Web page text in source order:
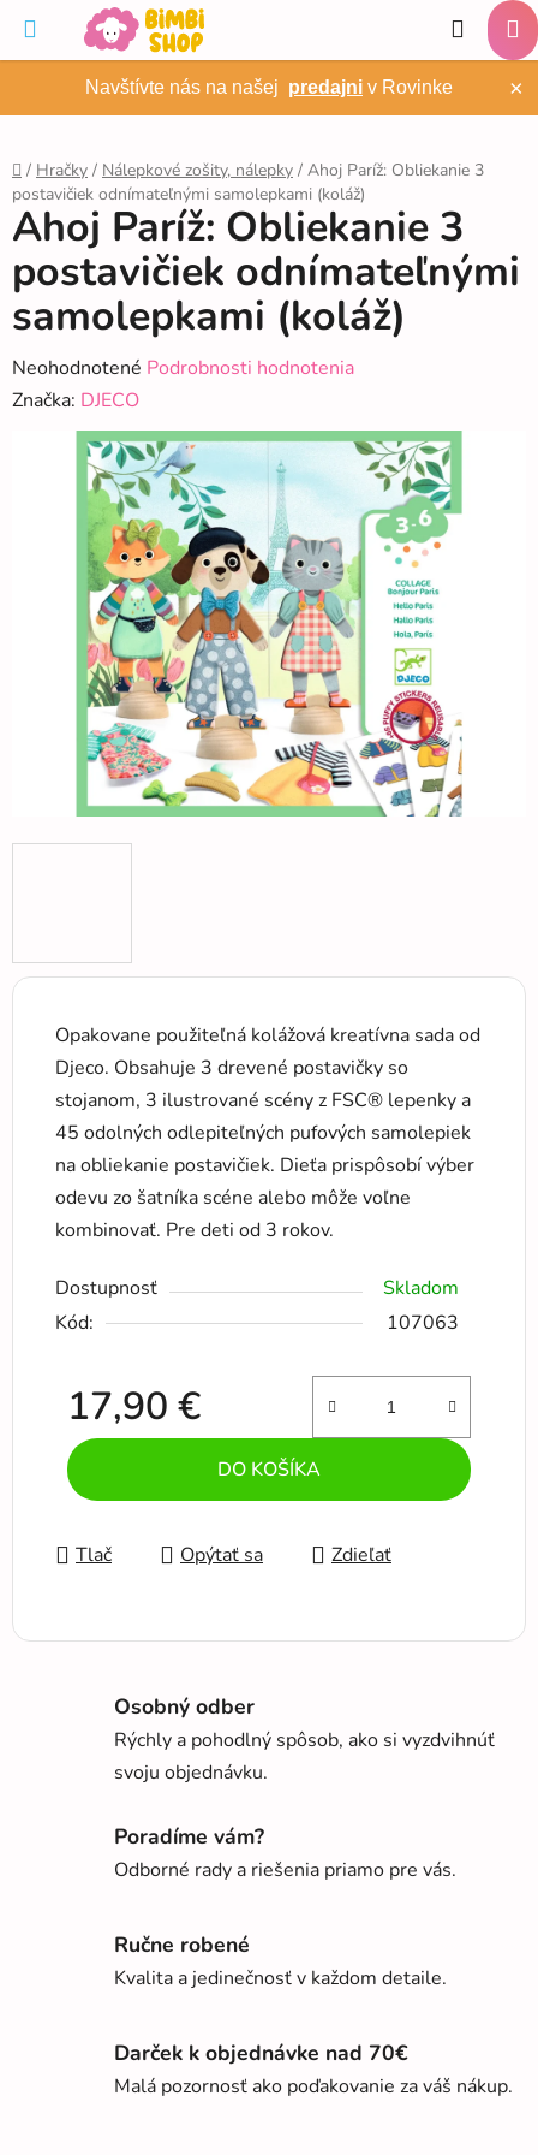
obsah
Navštívte nás na našej predajni v Rovinke ×
Hľadať
Domov
/ Hračky / Nálepkové zošity, nálepky / Ahoj Paríž: Obliekanie 3
postavičiek odnímateľnými samolepkami (koláž)
Opakovane použiteľná kolážová kreatívna sada od
Djeco. Obsahuje 3 drevené postavičky so
stojanom, 3 ilustrované scény z FSC® lepenky a
45 odolných odlepiteľných pufových samolepiek
na obliekanie postavičiek. Dieťa prispôsobí výber
odevu zo šatníka scéne alebo môže voľne
kombinovať. Pre deti od 3 rokov.
Dostupnosť
Skladom
Kód:
107063
17,90 €
Jednotková cena:
DO KOŠÍKA
Tlač Opýtať sa Zdieľať
Ahoj Paríž: Obliekanie 3
postavičiek odnímateľnými
samolepkami (koláž)
Priemerné
hodnotenie
produktu
hviezdičiek.
Neohodnotené Podrobnosti hodnotenia
Značka: DJECO
Osobný odber
Rýchly a pohodlný spôsob, ako si vyzdvihnúť
svoju objednávku.
Poradíme vám?
Odborné rady a riešenia priamo pre vás.
Ručne robené
Kvalita a jedinečnosť v každom detaile.
Darček k objednávke nad 70€
Malá pozornosť ako poďakovanie za váš nákup.